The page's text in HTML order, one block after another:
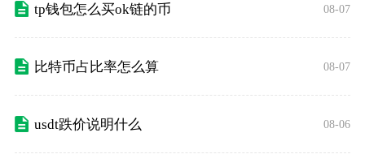
tp钱包怎么买ok链的币 08-07
比特币占比率怎么算 08-07
usdt跌价说明什么 08-06